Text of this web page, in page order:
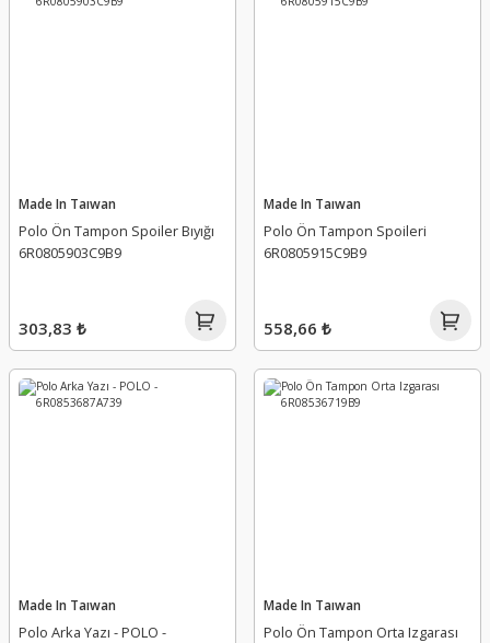
Made In Taıwan
Polo Ön Tampon Spoiler Bıyığı
6R0805903C9B9
303,83 ₺
Made In Taıwan
Polo Ön Tampon Spoileri
6R0805915C9B9
558,66 ₺
Made In Taıwan
Polo Arka Yazı - POLO -
Made In Taıwan
Polo Ön Tampon Orta Izgarası